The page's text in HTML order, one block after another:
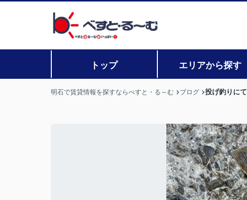
トップ エリアから探す
明石で賃貸情報を探すならべすと・る～む ブログ 投げ釣りにて